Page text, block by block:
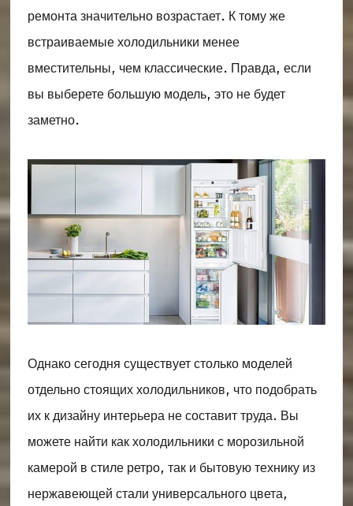
ремонта значительно возрастает. К тому же
встраиваемые холодильники менее
вместительны, чем классические. Правда, если
вы выберете большую модель, это не будет
заметно.
Однако сегодня существует столько моделей
отдельно стоящих холодильников, что подобрать
их к дизайну интерьера не составит труда. Вы
можете найти как холодильники с морозильной
камерой в стиле ретро, ​​так и бытовую технику из
нержавеющей стали универсального цвета,